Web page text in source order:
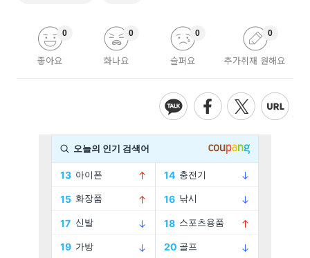
좋아요
0
화나요
0
슬퍼요
0
추가취재 원해요
0